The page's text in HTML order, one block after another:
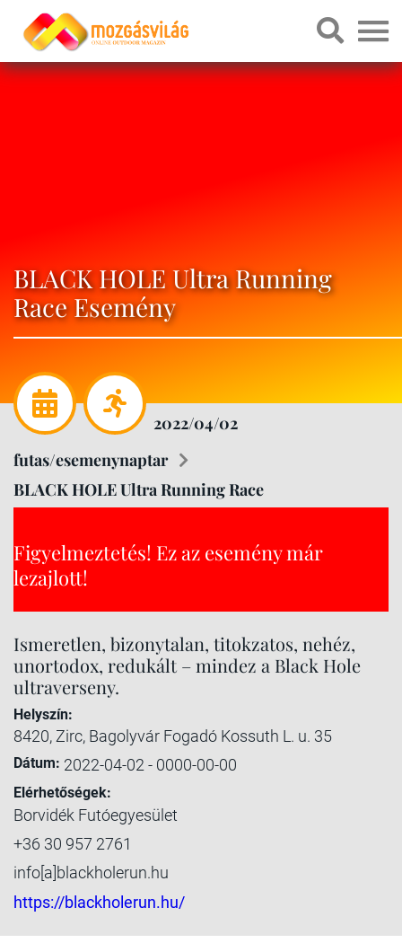
BLACK HOLE Ultra Running
Race Esemény
2022/04/02
futas/esemenynaptar
BLACK HOLE Ultra Running Race
Figyelmeztetés! Ez az esemény már
lezajlott!
Ismeretlen, bizonytalan, titokzatos, nehéz,
unortodox, redukált – mindez a Black Hole
ultraverseny.
Helyszín:
8420, Zirc, Bagolyvár Fogadó Kossuth L. u. 35
Dátum: 2022-04-02 - 0000-00-00
Elérhetőségek:
Borvidék Futóegyesület
+36 30 957 2761
info[a]blackholerun.hu
https://blackholerun.hu/